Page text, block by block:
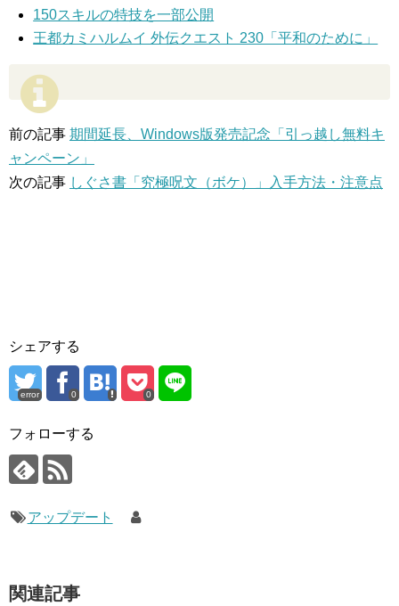
150スキルの特技を一部公開
王都カミハルムイ 外伝クエスト 230「平和のために」
前の記事 期間延長、Windows版発売記念「引っ越し無料キ
ャンペーン」
次の記事 しぐさ書「究極呪文（ボケ）」入手方法・注意点
シェアする
error 0 0
フォローする
アップデート
関連記事